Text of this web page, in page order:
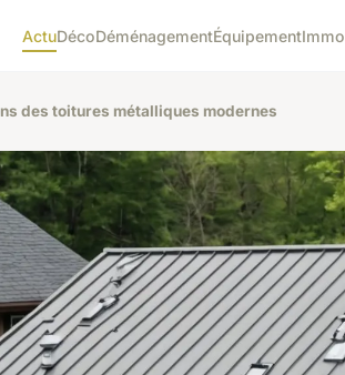
ActuDécoDéménagementÉquipementImmo
des toitures métalliques modernes